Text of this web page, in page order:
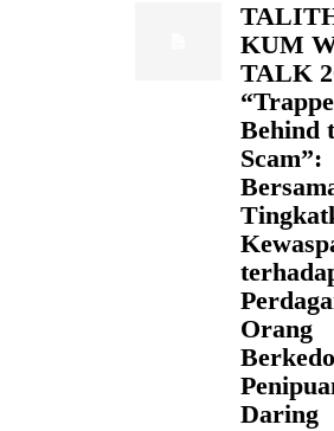
KUM
TALK
Behind
Scam”:
Orang
Daring